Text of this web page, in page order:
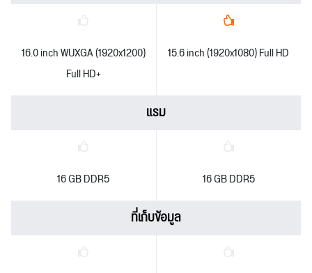
16.0 inch WUXGA (1920x1200)
Full HD+
15.6 inch (1920x1080) Full HD
แรม
16 GB DDR5 16 GB DDR5
ที่เก็บข้อมูล